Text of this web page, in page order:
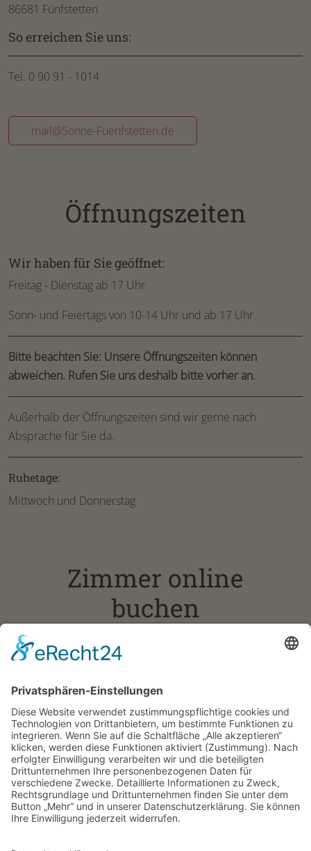
86681 Fünfstetten
So erreichen Sie uns:
Tel. 0 90 91 - 1014
mail@Sonne-Fuenfstetten.de
Öffnungszeiten
Wir haben für Sie geöffnet:
Freitag - Dienstag ab 17 Uhr
Sonn- und Feiertags von 10-14 Uhr und ab 17 Uhr
Bitte beachten Sie: Unsere Öffnungszeiten können
abweichen. Rufen Sie uns deshalb bitte vorher an.
Außerhalb der Öffnungszeiten sind wir gerne nach
Absprache für Sie da.
Ruhetage:
Mittwoch und Donnerstag
Zimmer online
buchen
Sie haben die Möglichkeit, die Zimmer online zu